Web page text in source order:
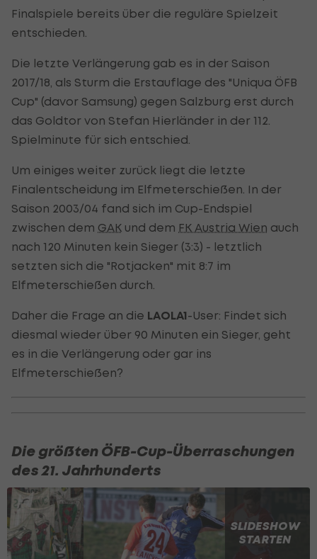
Finalspiele bereits über die reguläre Spielzeit
entschieden.
Die letzte Verlängerung gab es in der Saison
2017/18, als Sturm die Erstauflage des "Uniqua ÖFB
Cup" (davor Samsung) gegen Salzburg erst durch
das Goldtor von Stefan Hierländer in der 112.
Spielminute für sich entschied.
Um einiges weiter zurück liegt die letzte
Finalentscheidung im Elfmeterschießen. In der
Saison 2003/04 fand sich im Cup-Endspiel
zwischen dem GAK und dem FK Austria Wien auch
nach 120 Minuten kein Sieger (3:3) - letztlich
setzten sich die "Rotjacken" mit 8:7 im
Elfmeterschießen durch.
Daher die Frage an die LAOLA1-User: Findet sich
diesmal wieder über 90 Minuten ein Sieger, geht
es in die Verlängerung oder gar ins
Elfmeterschießen?
Die größten ÖFB-Cup-Überraschungen
des 21. Jahrhunderts
SLIDESHOW
STARTEN